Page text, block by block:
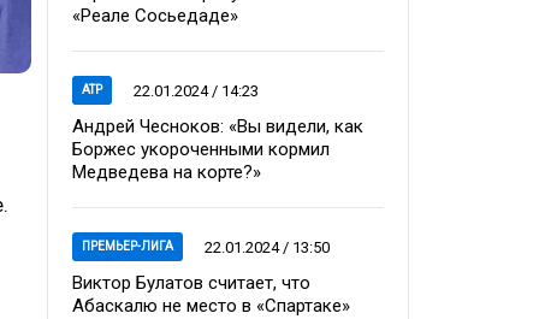
«Реале Сосьедаде»
ATP 22.01.2024 / 14:23
Андрей Чесноков: «Вы видели, как
Боржес укороченными кормил
Медведева на корте?»
ПРЕМЬЕР-ЛИГА 22.01.2024 / 13:50
Виктор Булатов считает, что
Абаскалю не место в «Спартаке»